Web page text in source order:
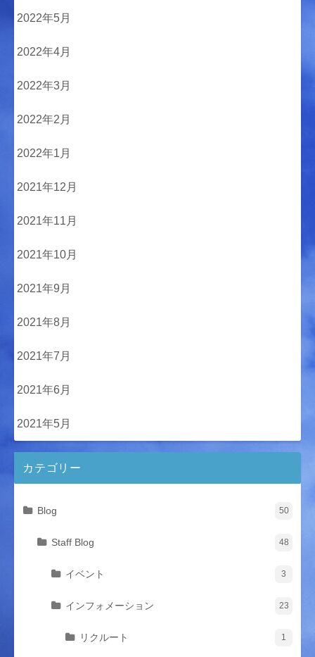
2022年5月
2022年4月
2022年3月
2022年2月
2022年1月
2021年12月
2021年11月
2021年10月
2021年9月
2021年8月
2021年7月
2021年6月
2021年5月
カテゴリー
Blog 50
Staff Blog 48
イベント 3
インフォメーション 23
リクルート 1